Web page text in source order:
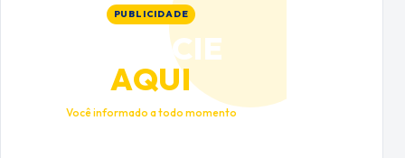
PUBLICIDADE
ANUNCIE
AQUI
Você informado a todo momento